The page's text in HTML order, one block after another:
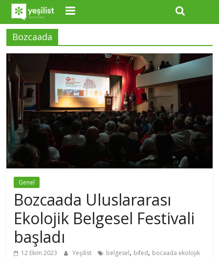
Bozcaada
Genel
Bozcaada Uluslararası
Ekolojik Belgesel Festivali
başladı
12 Ekim 2023 Yeşilist belgesel, bifed, bocaada ekolojik